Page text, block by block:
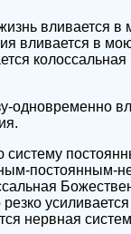
вливается в
вливается в
колоссальная
одновременно
постоянным-
усиливается
нервная